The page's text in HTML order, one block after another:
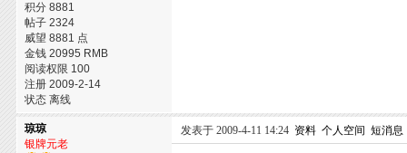
积分 8881
帖子 2324
威望 8881 点
金钱 20995 RMB
阅读权限 100
注册 2009-2-14
状态 离线
琼琼
银牌元老
发表于 2009-4-11 14:24 资料 个人空间 短消息